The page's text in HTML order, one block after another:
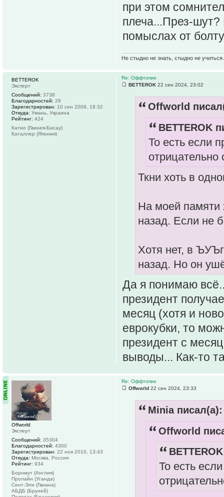
при этом
плеча...През-шут?
помыслах от
Не стыдно не знать, стыдно не
Re: Оффтопик
BETTEROK 22 сен 2024, 23:02
Offworld
BETTEROK
То есть если
отрицательно
Ткни хоть в
На моей памяти
назад. Если не
Хотя нет, в
назад. Но он
Да я понимаю
президент
месяц (хотя и
еврокубки, то
президент с
выводы... Как-то
BETTEROK
Эксперт
Сообщений: 3738
Благодарностей: 29
Зарегистрирован: 10 сен 2008, 18:32
Откуда: Умань, Украина
Рейтинг: 424
Катио (Гвинея-Бисау)
Каталлер (Япония)
Re: Оффтопик
Offworld 22 сен 2024, 23:33
Minia писал(а):
Offworld
То есть
Offworld
Эксперт
Сообщений: 35304
Благодарностей: 4300
Зарегистрирован: 22 ноя 2010, 13:43
Откуда: Москва, Россия
Рейтинг: 934
Борнмут (Англия)
Пролайн (Уганда)
Сент-Эли (Гвиана)
АБДБ (Бруней)